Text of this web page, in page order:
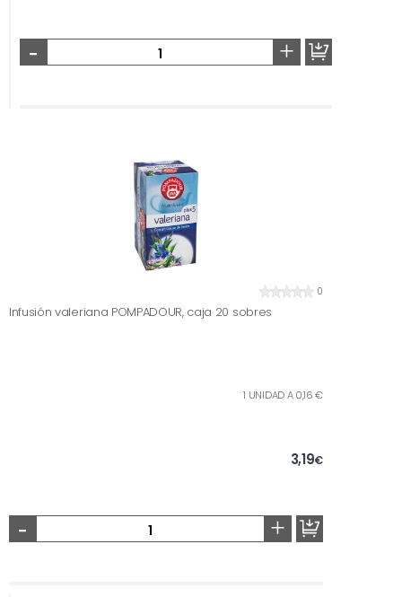
- +
0
Infusión valeriana POMPADOUR, caja 20 sobres
1 UNIDAD A 0,16 €
3,19€
- +